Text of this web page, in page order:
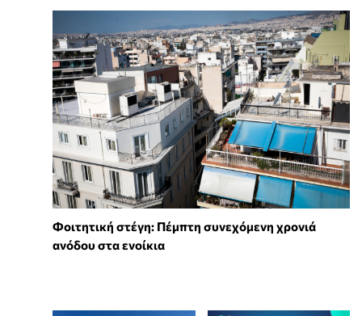
Φοιτητική στέγη: Πέμπτη συνεχόμενη χρονιά
ανόδου στα ενοίκια